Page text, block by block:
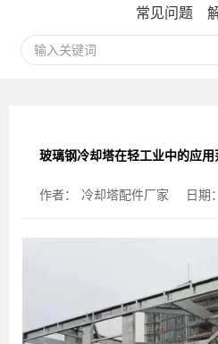
常见问题
玻璃钢冷却塔在轻工业中的应
作者： 冷却塔配件厂家 日期：